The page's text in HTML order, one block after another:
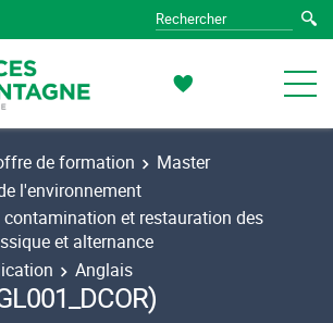
de formation
Master
l'environnement
et restauration des
et alternance
Anglais